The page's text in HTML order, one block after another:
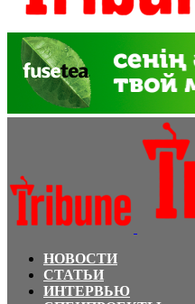
НОВОСТИ
СТАТЬИ
ИНТЕРВЬЮ